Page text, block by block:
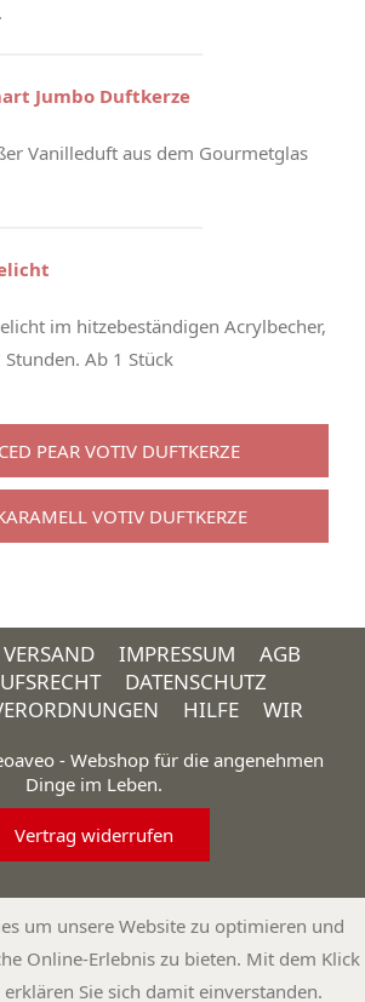
Jumbo Duftkerze
Vanilleduft aus dem Gourmetglas
im hitzebeständigen Acrylbecher,
Ab 1 Stück
PEAR VOTIV DUFTKERZE
VOTIV DUFTKERZE
VERSAND IMPRESSUM
AGB
DATENSCHUTZ
HILFE WIR
- Webshop für die angenehmen
Dinge im Leben.
Vertrag widerrufen
um unsere Website zu optimieren und
Online-Erlebnis zu bieten. Mit dem Klick
Sie sich damit einverstanden.